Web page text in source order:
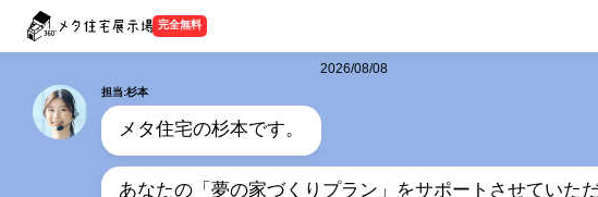
完全無料
2026/08/08
担当:杉本
メタ住宅の杉本です。
あなたの「夢の家づくりプラン」をサポートさせていた